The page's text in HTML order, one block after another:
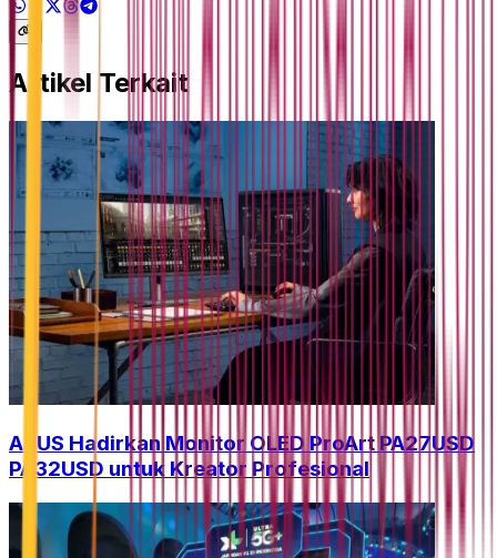
Artikel Terkait
ASUS Hadirkan Monitor OLED ProArt PA27USD
PA32USD untuk Kreator Profesional